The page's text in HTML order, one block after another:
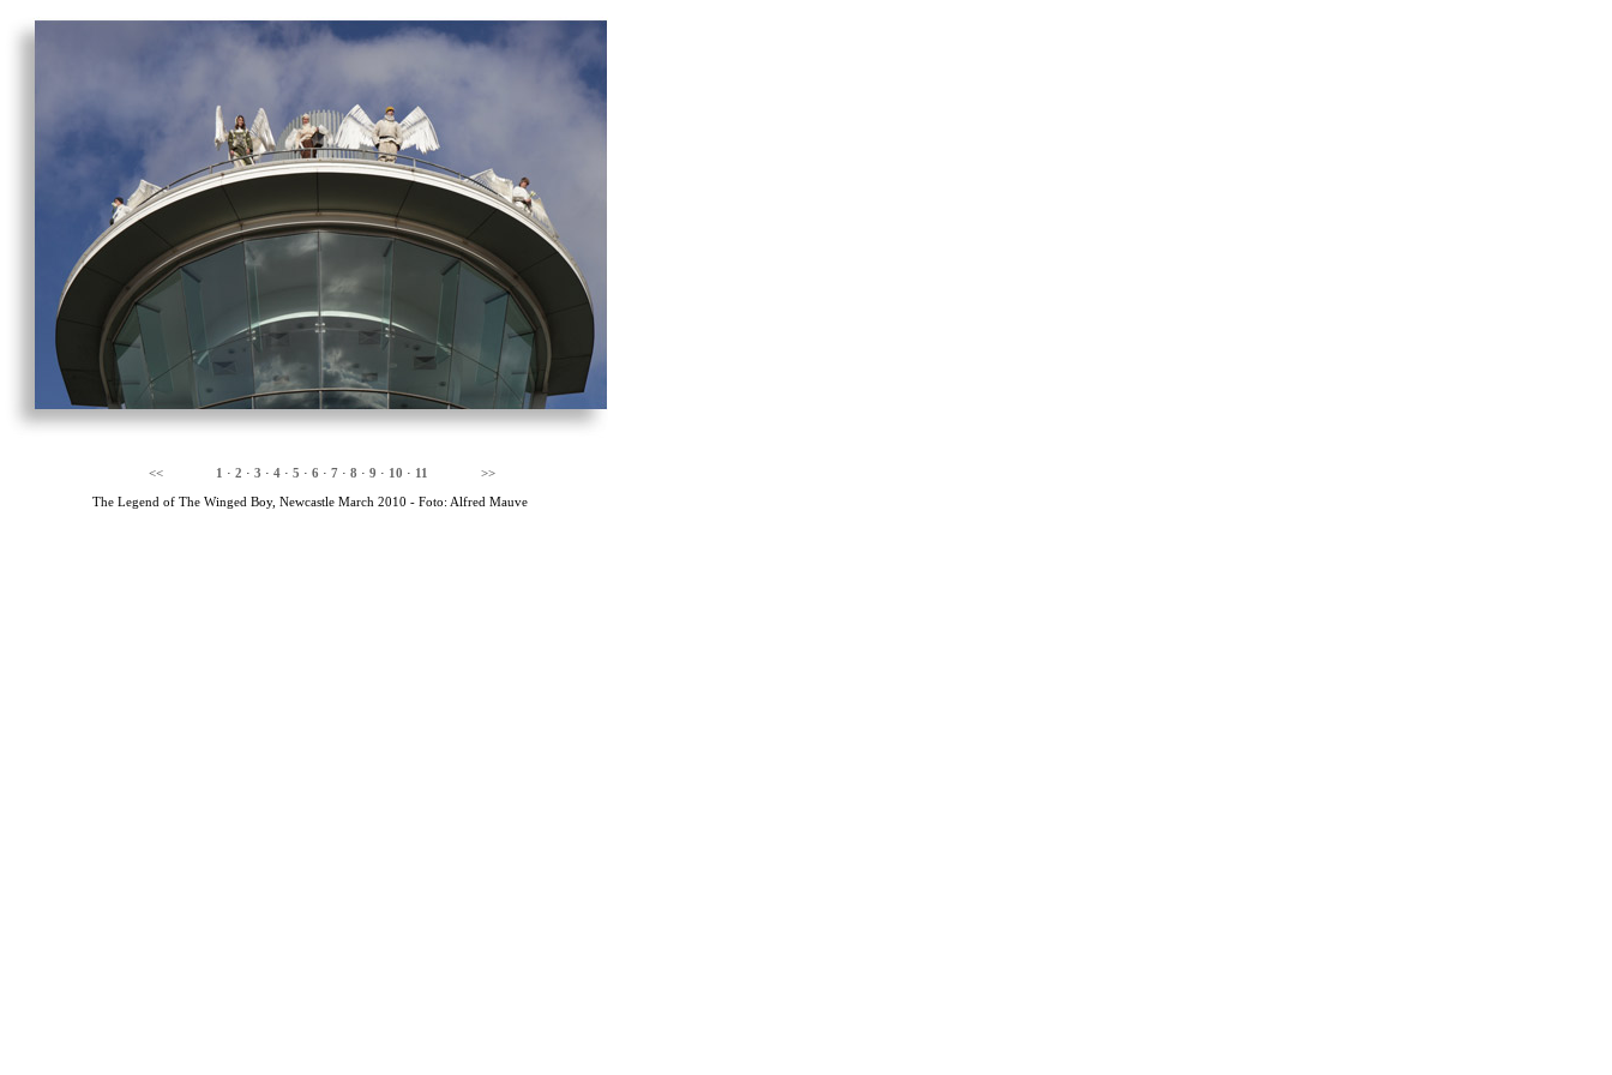
<< 1 · 2 · 3 · 4 · 5 · 6 · 7 · 8 · 9 · 10 · 11
>>
The Legend of The Winged Boy, Newcastle March 2010 - Foto: Alfred Mauve